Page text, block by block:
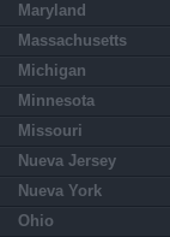
Maryland
Massachusetts
Michigan
Minnesota
Missouri
Nueva Jersey
Nueva York
Ohio